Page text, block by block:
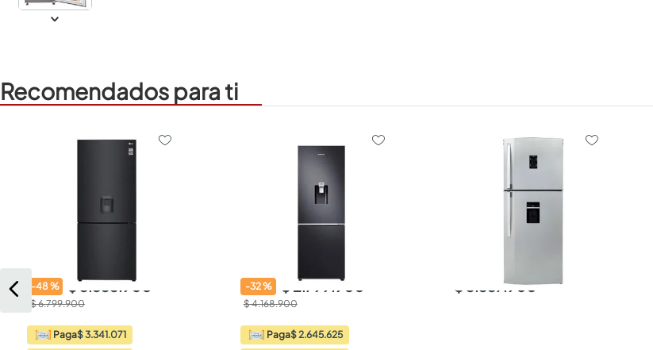
Recomendados para ti
-48% $ 3.535.900
$ 6.799.900
Paga$ 3.341.071
-32% $ 2.799.900
$ 4.168.900
Paga$ 2.645.625
$ 3.357.900